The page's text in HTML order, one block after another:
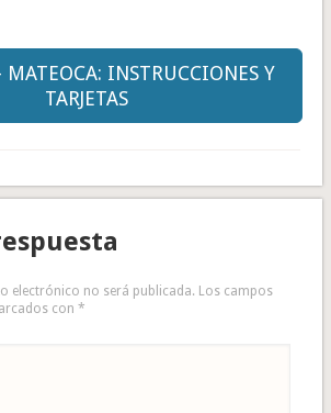
INSTRUCCIONES Y
TARJETAS
electrónico no será publicada. Los campos
con *